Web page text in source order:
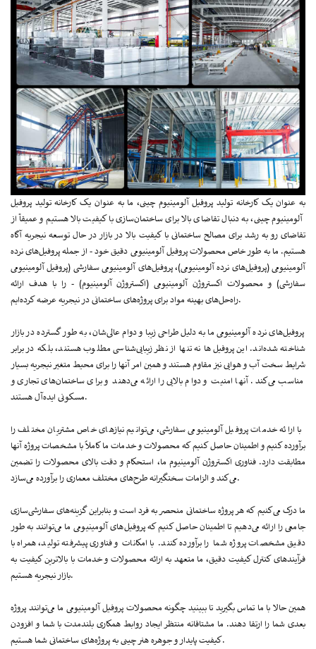
به عنوان یک کارخانه تولید پروفیل آلومینیوم چینی، ما به عنوان یک کارخانه تولید پروفیل
آلومینیوم چینی، به دنبال تقاضای بالا برای ساختمان‌سازی با کیفیت بالا هستیم و عمیقاً از
تقاضای رو به رشد برای مصالح ساختمانی با کیفیت بالا در بازار در حال توسعه نیجریه آگاه
هستیم. ما به طور خاص محصولات پروفیل آلومینیومی دقیق خود - از جمله پروفیل‌های نرده
آلومینیومی (پروفیل‌های نرده آلومینیومی)، پروفیل‌های آلومینیومی سفارشی (پروفیل آلومینیومی
سفارشی) و محصولات اکستروژن آلومینیومی (اکستروژن آلومینیوم) - را با هدف ارائه
راه‌حل‌های بهینه مواد برای پروژه‌های ساختمانی در نیجریه عرضه کرده‌ایم.
پروفیل‌های نرده آلومینیومی ما به دلیل طراحی زیبا و دوام عالی‌شان، به طور گسترده در بازار
شناخته شده‌اند. این پروفیل‌ها نه تنها از نظر زیبایی‌شناسی مطلوب هستند، بلکه در برابر
شرایط سخت آب و هوایی نیز مقاوم هستند و همین امر آنها را برای محیط متغیر نیجریه بسیار
مناسب می‌کند. آنها امنیت و دوام بالایی را ارائه می‌دهند و برای ساختمان‌های تجاری و
مسکونی ایده‌آل هستند.
با ارائه خدمات پروفیل آلومینیومی سفارشی، می‌توانیم نیازهای خاص مشتریان مختلف را
برآورده کنیم و اطمینان حاصل کنیم که محصولات و خدمات ما کاملاً با مشخصات پروژه آنها
مطابقت دارد. فناوری اکستروژن آلومینیوم ما، استحکام و دقت بالای محصولات را تضمین
می‌کند و الزامات سختگیرانه طرح‌های مختلف معماری را برآورده می‌سازد.
ما درک می‌کنیم که هر پروژه ساختمانی منحصر به فرد است و بنابراین گزینه‌های سفارشی‌سازی
جامعی را ارائه می‌دهیم تا اطمینان حاصل کنیم که پروفیل‌های آلومینیومی ما می‌توانند به طور
دقیق مشخصات پروژه شما را برآورده کنند. با امکانات و فناوری پیشرفته تولید، همراه با
فرآیندهای کنترل کیفیت دقیق، ما متعهد به ارائه محصولات و خدمات با بالاترین کیفیت به
بازار نیجریه هستیم.
همین حالا با ما تماس بگیرید تا ببینید چگونه محصولات پروفیل آلومینیومی ما می‌توانند پروژه
بعدی شما را ارتقا دهند. ما مشتاقانه منتظر ایجاد روابط همکاری بلندمدت با شما و افزودن
کیفیت پایدار و جوهره هنر چینی به پروژه‌های ساختمانی شما هستیم.